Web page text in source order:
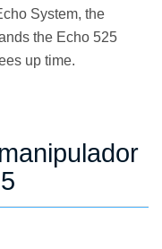
System, the
the Echo 525
up time.